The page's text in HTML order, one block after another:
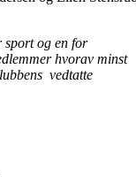
sport og en for
hvorav minst
vedtatte